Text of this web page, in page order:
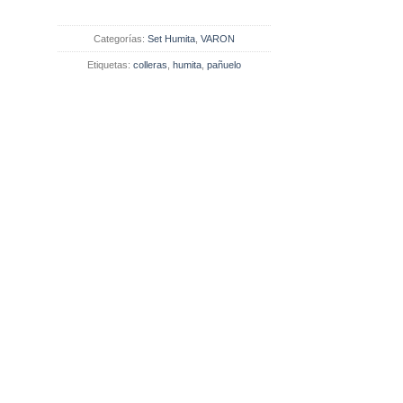
Categorías: Set Humita, VARON
Etiquetas: colleras humita, pañuelo